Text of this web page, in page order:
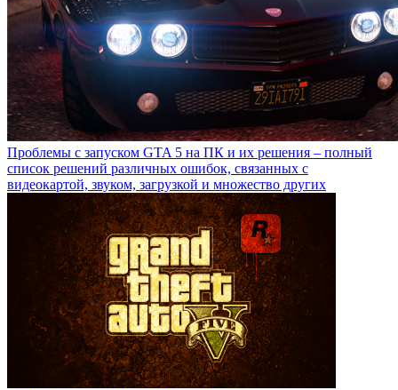
Проблемы с запуском GTA 5 на ПК и их решения – полный
список решений различных ошибок, связанных с
видеокартой, звуком, загрузкой и множество других